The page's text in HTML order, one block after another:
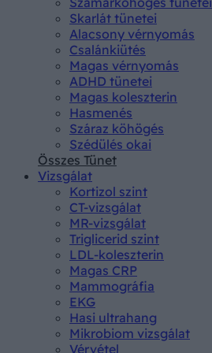
Skarlát tünetei
Alacsony vérnyomás
Csalánkiütés
Magas vérnyomás
ADHD tünetei
Magas koleszterin
Hasmenés
Száraz köhögés
Szédülés okai
Összes Tünet
Vizsgálat
Kortizol szint
CT-vizsgálat
MR-vizsgálat
Triglicerid szint
LDL-koleszterin
Magas CRP
Mammográfia
EKG
Hasi ultrahang
Mikrobiom vizsgálat
Vérvétel